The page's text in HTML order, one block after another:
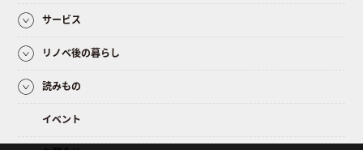
サービス
リノベ後の暮らし
読みもの
イベント